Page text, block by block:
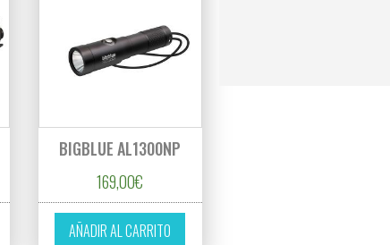
BIGBLUE AL1300NP
169,00€
AÑADIR AL CARRITO